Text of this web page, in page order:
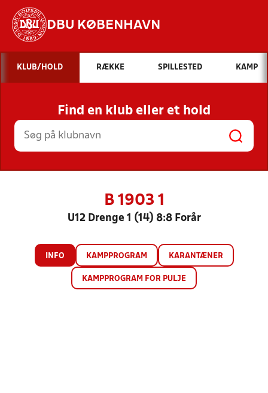
DBU KØBENHAVN
Hvad vil du søge efter?
INDHOLD OG NYHEDER
STILLINGER, RESULTATER, KLUBBER OG
HOLD
KLUB/HOLD RÆKKE SPILLESTED KAMP
Find en klub eller et hold
B 1903 1
U12 Drenge 1 (14) 8:8 Forår
INFO KAMPPROGRAM KARANTÆNER
KAMPPROGRAM FOR PULJE